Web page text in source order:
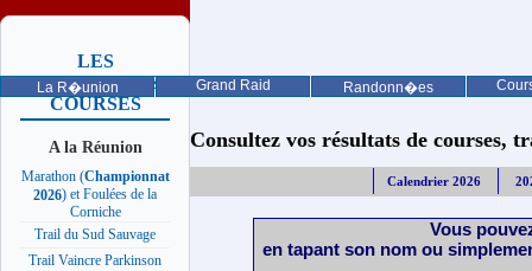
La R�union Grand Raid Randonn�es
LES
PROCHAINES
COURSES
A la Réunion
Marathon (Championnat
2026) et Foulées de la
Corniche
Trail du Sud Sauvage
Trail Vaincre Parkinson
Consultez vos résultats de courses,
Calendrier 2026
Vous
en tapant son nom ou